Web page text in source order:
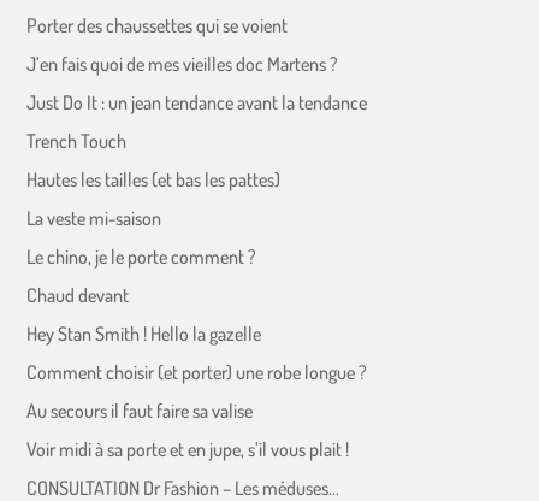
Porter des chaussettes qui se voient
J’en fais quoi de mes vieilles doc Martens ?
Just Do It : un jean tendance avant la tendance
Trench Touch
Hautes les tailles (et bas les pattes)
La veste mi-saison
Le chino, je le porte comment ?
Chaud devant
Hey Stan Smith ! Hello la gazelle
Comment choisir (et porter) une robe longue ?
Au secours il faut faire sa valise
Voir midi à sa porte et en jupe, s’il vous plait !
CONSULTATION Dr Fashion – Les méduses…